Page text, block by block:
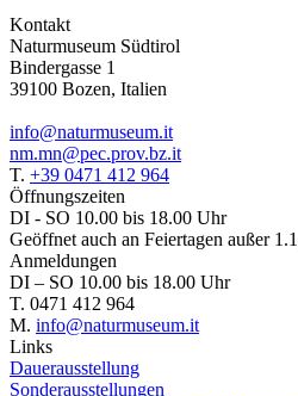
Kontakt
Naturmuseum Südtirol
Bindergasse 1
39100 Bozen, Italien
info@naturmuseum.it
nm.mn@pec.prov.bz.it
T. +39 0471 412 964
Öffnungszeiten
DI - SO 10.00 bis 18.00 Uhr
Geöffnet auch an Feiertagen außer
Anmeldungen
DI – SO 10.00 bis 18.00 Uhr
T. 0471 412 964
M. info@naturmuseum.it
Links
Dauerausstellung
Sonderausstellungen